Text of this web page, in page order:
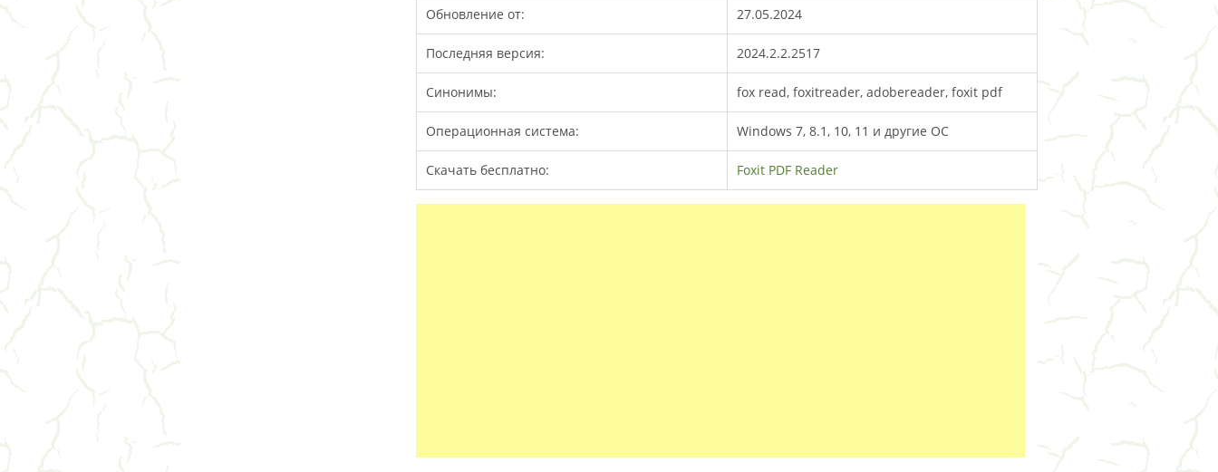
Обновление от: 27.05.2024
Последняя версия: 2024.2.2.2517
Синонимы: fox read, foxitreader, adobereader, foxit pdf
Операционная система: Windows 7, 8.1, 10, 11 и другие ОС
Скачать бесплатно: Foxit PDF Reader